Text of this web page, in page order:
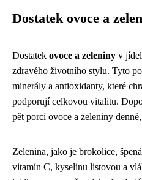
Dostatek ovoce a
Dostatek ovoce a zeleniny v
zdravého životního stylu. Tyto
minerály a antioxidanty, které
podporují celkovou vitalitu.
pět porcí ovoce a zeleniny
Zelenina, jako je brokolice,
vitamín C, kyselinu listovou a